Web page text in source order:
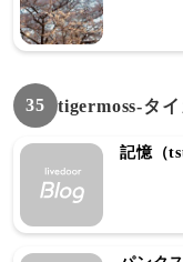
35 tigermoss‐タ
記憶（